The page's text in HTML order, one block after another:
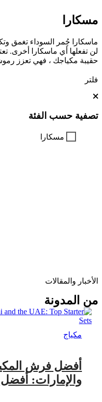
مسكارا
ماسكارا چُمر السوداء تغمق
لن تفعلها أي ماسكارا أخرى.
حقيبة مكياجك ، فهي تعزز
فلتر
تصفية حسب الفئة
مسكارا
الأخبار والمقالات
من المدونة
مكياج
أفضل فرش
والإمارات: أفضل